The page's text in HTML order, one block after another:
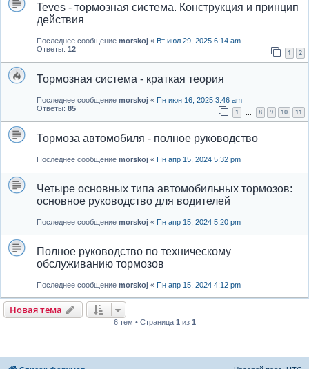
Teves - тормозная система. Конструкция и принцип
действия
Последнее сообщение morskoj « Вт июл 29, 2025 6:14 am
Ответы: 12 1 2
Тормозная система - краткая теория
Последнее сообщение morskoj « Пн июн 16, 2025 3:46 am
Ответы: 85 1 8 9 10 11
Тормоза автомобиля - полное руководство
Последнее сообщение morskoj « Пн апр 15, 2024 5:32 pm
Четыре основных типа автомобильных тормозов:
основное руководство для водителей
Последнее сообщение morskoj « Пн апр 15, 2024 5:20 pm
Полное руководство по техническому
обслуживанию тормозов
Последнее сообщение morskoj « Пн апр 15, 2024 4:12 pm
Новая тема
6 тем • Страница 1 из 1